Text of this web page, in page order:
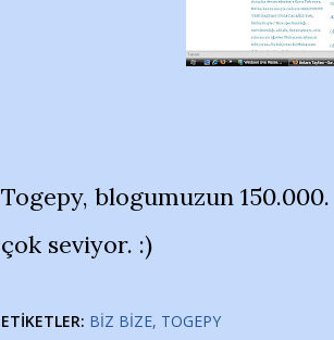
Togepy, blogumuzun
çok seviyor. :)
ETIKETLER: BIZ BIZE TOGEPY